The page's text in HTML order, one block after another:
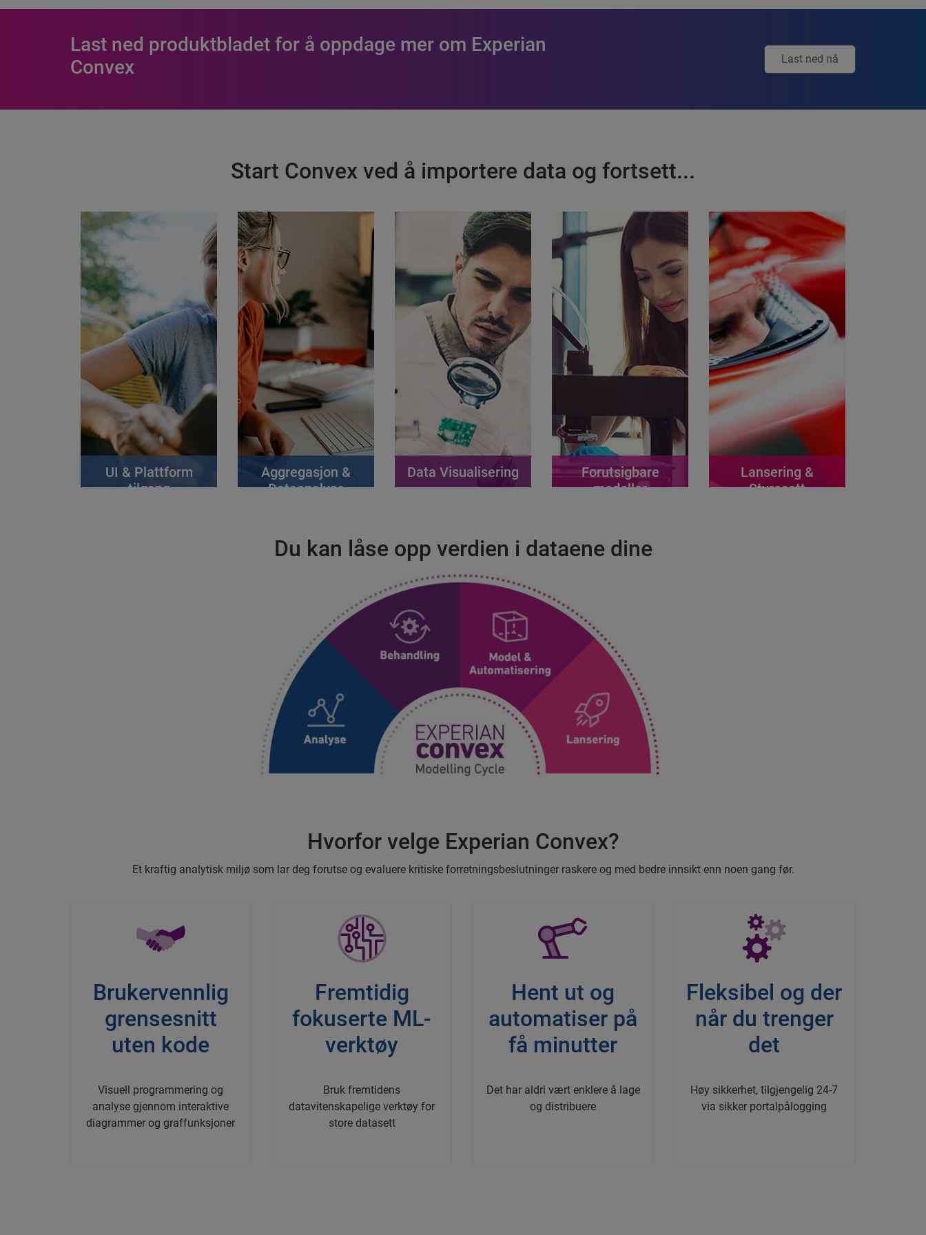
Last ned produktbladet for å oppdage mer om Experian
Convex
Last ned nå
Start Convex ved å importere data og fortsett...
UI & Plattform
tilgang
Aggregasjon &
Dataanalyse
Data Visualisering
Forutsigbare
modeller
Lansering &
Styresett
Du kan låse opp verdien i dataene dine
Hvorfor velge Experian Convex?
Et kraftig analytisk miljø som lar deg forutse og evaluere kritiske forretningsbeslutninger raskere og med bedre innsikt enn noen gang før.
Brukervennlig
grensesnitt
uten kode
Visuell programmering og
analyse gjennom interaktive
diagrammer og graffunksjoner
Fremtidig
fokuserte ML-
verktøy
Bruk fremtidens
datavitenskapelige verktøy for
store datasett
Hent ut og
automatiser på
få minutter
Det har aldri vært enklere å lage
og distribuere
Fleksibel og der
når du trenger
det
Høy sikkerhet, tilgjengelig 24-7
via sikker portalpålogging